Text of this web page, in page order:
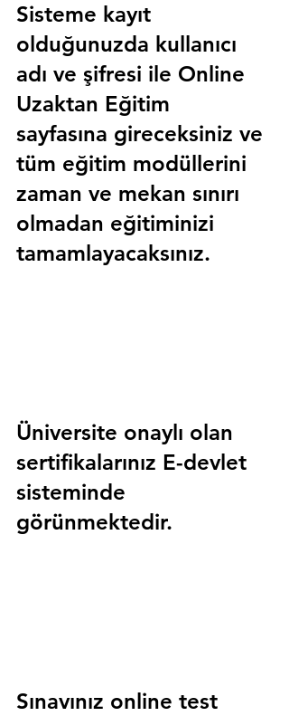
Sisteme kayıt
olduğunuzda kullanıcı
adı ve şifresi ile Online
Uzaktan Eğitim
sayfasına gireceksiniz ve
tüm eğitim modüllerini
zaman ve mekan sınırı
olmadan eğitiminizi
tamamlayacaksınız.
Üniversite onaylı olan
sertifikalarınız E-devlet
sisteminde
görünmektedir.
Sınavınız online test